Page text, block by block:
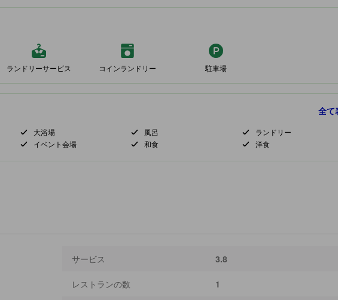
ランドリーサービス コインランドリー 駐車場
全て
大浴場 風呂
ランドリー
イベント会場 和食 洋食
サービス 3.8
レストランの数 1